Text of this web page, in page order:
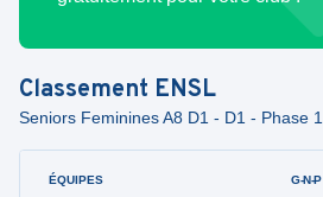
Classement ENSL
Seniors Feminines A8 D1 - D1 - Phase 1
ÉQUIPES G-N-P